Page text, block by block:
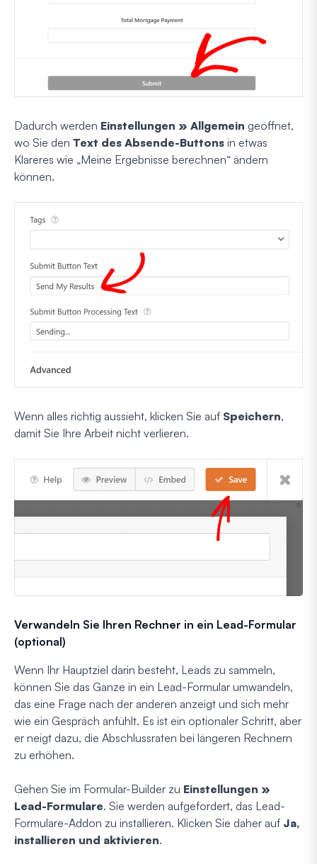
Dadurch werden Einstellungen » Allgemein geöffnet,
wo Sie den Text des Absende-Buttons in etwas
Klareres wie „Meine Ergebnisse berechnen“ ändern
können.
Wenn alles richtig aussieht, klicken Sie auf Speichern,
damit Sie Ihre Arbeit nicht verlieren.
Verwandeln Sie Ihren Rechner in ein Lead-Formular
(optional)
Wenn Ihr Hauptziel darin besteht, Leads zu sammeln,
können Sie das Ganze in ein Lead-Formular umwandeln,
das eine Frage nach der anderen anzeigt und sich mehr
wie ein Gespräch anfühlt. Es ist ein optionaler Schritt, aber
er neigt dazu, die Abschlussraten bei längeren Rechnern
zu erhöhen.
Gehen Sie im Formular-Builder zu Einstellungen »
Lead-Formulare. Sie werden aufgefordert, das Lead-
Formulare-Addon zu installieren. Klicken Sie daher auf Ja,
installieren und aktivieren.